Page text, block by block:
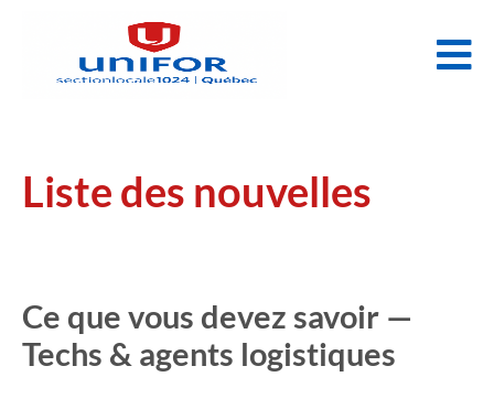
Liste des nouvelles
Ce que vous devez savoir —
Techs & agents logistiques